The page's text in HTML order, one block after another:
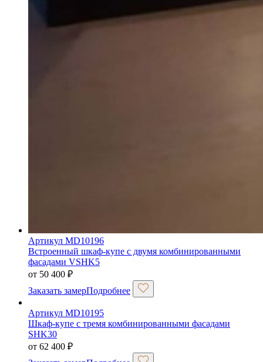
Артикул MD10196
Встроенный шкаф-купе с двумя комбинированными
фасадами VSHK5
от 50 400 ₽
Заказать замерПодробнее
Артикул MD10195
Шкаф-купе с тремя комбинированными фасадами
SHK30
от 62 400 ₽